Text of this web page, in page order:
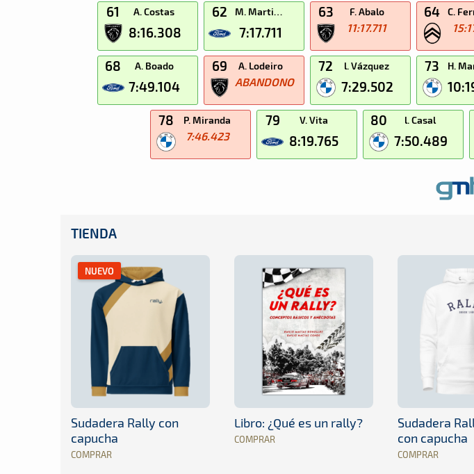
61 A. Costas
8:16.308
62 M. Martinez
7:17.711
63 F. Abalo
11:17.711
64
68 A. Boado
7:49.104
69 A. Lodeiro
ABANDONO
72 l. Vázquez
7:29.502
73
78 P. Miranda
7:46.423
79 V. Vita
8:19.765
80 l. Casal
7:50.489
TIENDA
NUEVO
Sudadera Rally con
capucha
COMPRAR
Libro: ¿Qué es un rally?
COMPRAR
Sudadera
con capucha
COMPRAR